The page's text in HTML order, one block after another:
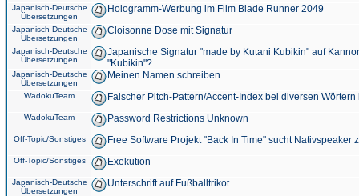
Japanisch-Deutsche
Übersetzungen
Hologramm-Werbung im Film Blade Runner 2049
Japanisch-Deutsche
Übersetzungen
Cloisonne Dose mit Signatur
Japanisch-Deutsche
Übersetzungen
Japanische Signatur "made by Kutani Kubikin" auf
"Kubikin"?
Japanisch-Deutsche
Übersetzungen
Meinen Namen schreiben
WadokuTeam Falscher Pitch-Pattern/Accent-Index bei diversen
WadokuTeam Password Restrictions Unknown
Off-Topic/Sonstiges Free Software Projekt "Back In Time" sucht Nativspeaker
Off-Topic/Sonstiges Exekution
Japanisch-Deutsche
Übersetzungen
Unterschrift auf Fußballtrikot